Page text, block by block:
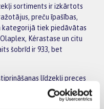
sortiments ir izkārtots
preču īpašības,
kategorijā tiek piedāvātas
Kérastase un citu
šobrīd ir 933, bet
līdzekļi preces
īpašos piedāvājumus
Ērti filtri palīdz